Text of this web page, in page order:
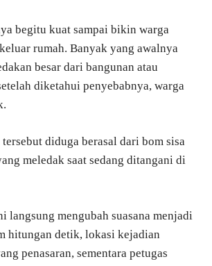
begitu kuat sampai bikin warga
rumah. Banyak yang awalnya
besar dari bangunan atau
diketahui penyebabnya, warga
diduga berasal dari bom sisa
meledak saat sedang ditangani di
langsung mengubah suasana menjadi
hitungan detik, lokasi kejadian
penasaran, sementara petugas